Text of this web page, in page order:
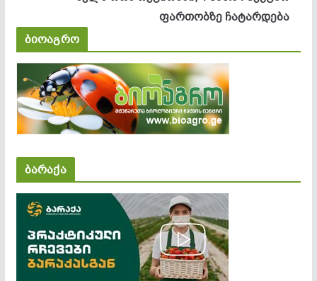
ფართობზე ჩატარდება
ბიოაგრო
ბარაქა